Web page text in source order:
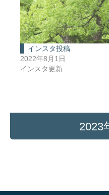
インスタ投稿
2022年8月1日
インスタ更新
2023